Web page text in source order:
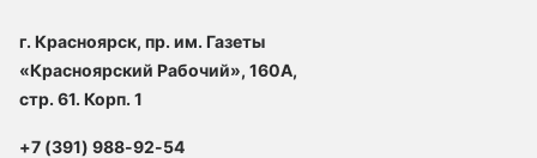
г. Красноярск, пр. им. Газеты
«Красноярский Рабочий», 160А,
стр. 61. Корп. 1
+7 (391) 988-92-54